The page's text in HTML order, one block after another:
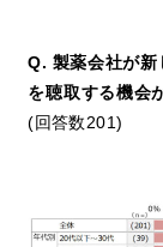
Q. 製薬会社が新
を聴取する機会
(回答数201)